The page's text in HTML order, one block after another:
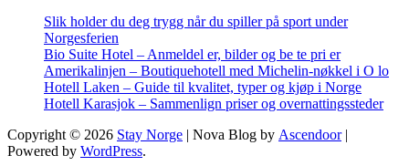
Slik holder du deg trygg når du spiller på sport under
Norgesferien
Bio Suite Hotel – Anmeldel er, bilder og be te pri er
Amerikalinjen – Boutiquehotell med Michelin-nøkkel i O lo
Hotell Laken – Guide til kvalitet, typer og kjøp i Norge
Hotell Karasjok – Sammenlign priser og overnattingssteder
Copyright © 2026 Stay Norge | Nova Blog by Ascendoor|
Powered by WordPress.